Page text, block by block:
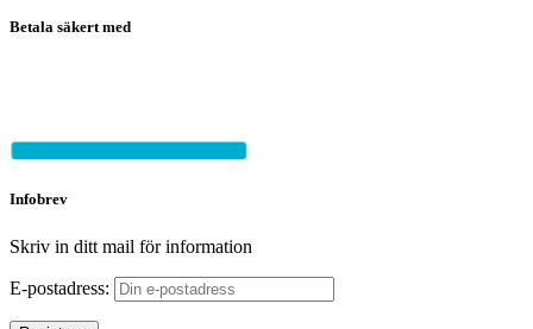
Betala säkert med
Infobrev
Skriv in ditt mail för information
E-postadress: